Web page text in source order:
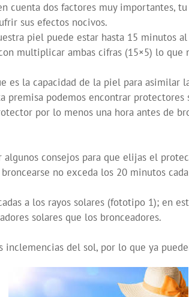
cuenta dos factores muy importantes,
sus efectos nocivos.
piel puede estar hasta 15 minutos
multiplicar ambas cifras (15×5) lo
la capacidad de la piel para asimilar
podemos encontrar
por lo menos una hora antes de
consejos para que elijas el
no exceda los 20 minutos
a los rayos solares (fototipo 1); en
solares que los bronceadores.
del sol, por lo que ya